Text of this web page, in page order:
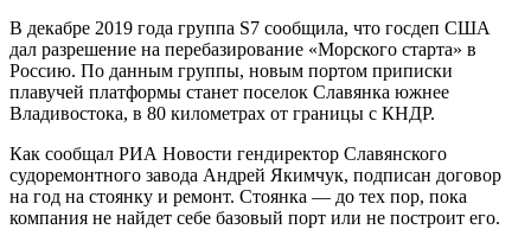
В декабре 2019 года группа S7 сообщила, что госдеп США
дал разрешение на перебазирование «Морского старта» в
Россию. По данным группы, новым портом приписки
плавучей платформы станет поселок Славянка южнее
Владивостока, в 80 километрах от границы с КНДР.
Как сообщал РИА Новости гендиректор Славянского
судоремонтного завода Андрей Якимчук, подписан договор
на год на стоянку и ремонт. Стоянка — до тех пор, пока
компания не найдет себе базовый порт или не построит его.